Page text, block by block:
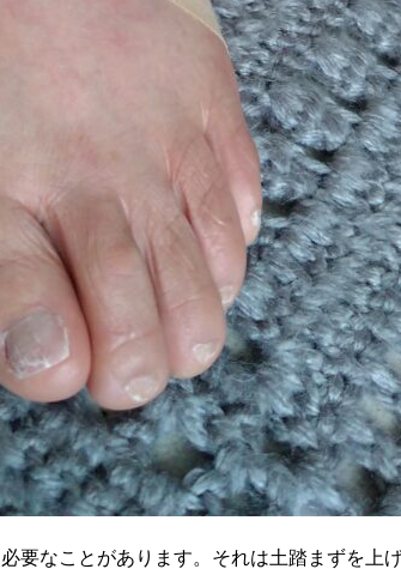
要なことがあります。それは土踏まずを上